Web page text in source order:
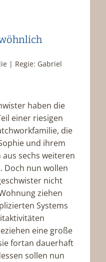
| Regie: Gabriel
haben die
einer riesigen
die
und ihrem
sechs weiteren
Doch nun wollen
nicht
ziehen
Systems
eine große
fortan dauerhaft
sollen nun